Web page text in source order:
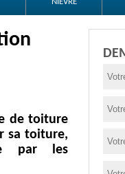
de toiture
sa toiture,
par les